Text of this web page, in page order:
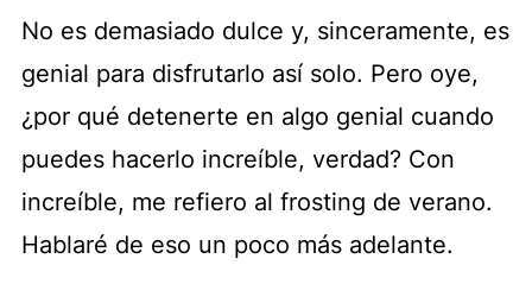
No es demasiado dulce y, sinceramente, es
genial para disfrutarlo así solo. Pero oye,
¿por qué detenerte en algo genial cuando
puedes hacerlo increíble, verdad? Con
increíble, me refiero al frosting de verano.
Hablaré de eso un poco más adelante.